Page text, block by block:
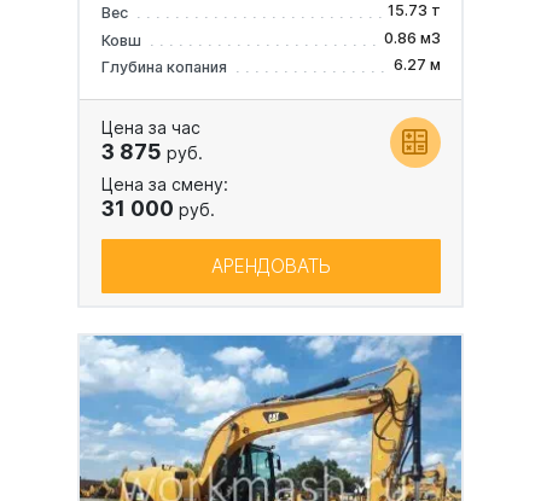
Вес
15.73 т
Ковш
0.86 м3
Глубина копания
6.27 м
Цена за час
3 875 руб.
Цена за смену:
31 000 руб.
АРЕНДОВАТЬ